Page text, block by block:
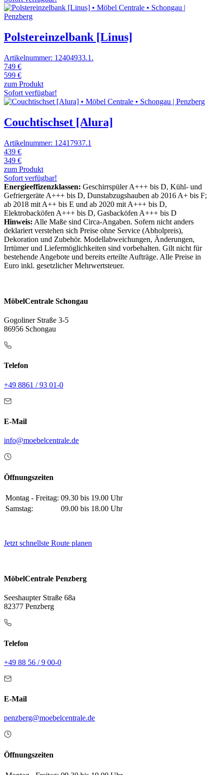
Polstereinzelbank [Linus]
Artikelnummer: 12404933.1.
749 €
599 €
zum Produkt
Sofort verfügbar!
Couchtischset [Alura]
Artikelnummer: 12417937.1
439 €
349 €
zum Produkt
Sofort verfügbar!
Energieeffizenzklassen: Geschirrspüler A+++ bis D, Kühl- und
Gefriergeräte A+++ bis D, Dunstabzugshauben ab 2016 A+ bis F;
ab 2018 mit A++ bis E und ab 2020 mit A+++ bis D,
Elektrobacköfen A+++ bis D, Gasbacköfen A+++ bis D
Hinweis: Alle Maße sind Circa-Angaben. Sofern nicht anders
deklariert verstehen sich Preise ohne Service (Abholpreis),
Dekoration und Zubehör. Modellabweichungen, Änderungen,
Irrtümer und Liefermöglichkeiten sind vorbehalten. Gilt nicht für
bestehende Angebote und bereits erteilte Aufträge. Alle Preise in
Euro inkl. gesetzlicher Mehrwertsteuer.
MöbelCentrale Schongau
Gogoliner Straße 3-5
86956 Schongau
Telefon
+49 8861 / 93 01-0
E-Mail
info@moebelcentrale.de
Öffnungszeiten
Montag - Freitag: 09.30 bis 19.00 Uhr
Samstag:
09.00 bis 18.00 Uhr
Jetzt schnellste Route planen
MöbelCentrale Penzberg
Seeshaupter Straße 68a
82377 Penzberg
Telefon
+49 88 56 / 9 00-0
E-Mail
penzberg@moebelcentrale.de
Öffnungszeiten